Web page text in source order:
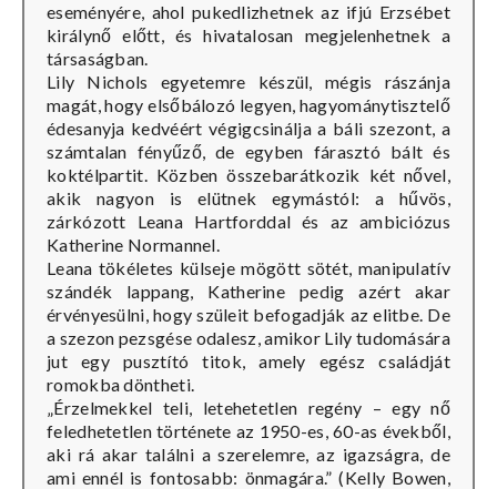
eseményére, ahol pukedlizhetnek az ifjú Erzsébet
királynő előtt, és hivatalosan megjelenhetnek a
társaságban.
Lily Nichols egyetemre készül, mégis rászánja
magát, hogy elsőbálozó legyen, hagyománytisztelő
édesanyja kedvéért végigcsinálja a báli szezont, a
számtalan fényűző, de egyben fárasztó bált és
koktélpartit. Közben összebarátkozik két nővel,
akik nagyon is elütnek egymástól: a hűvös,
zárkózott Leana Hartforddal és az ambiciózus
Katherine Normannel.
Leana tökéletes külseje mögött sötét, manipulatív
szándék lappang, Katherine pedig azért akar
érvényesülni, hogy szüleit befogadják az elitbe. De
a szezon pezsgése odalesz, amikor Lily tudomására
jut egy pusztító titok, amely egész családját
romokba döntheti.
„Érzelmekkel teli, letehetetlen regény – egy nő
feledhetetlen története az 1950-es, 60-as évekből,
aki rá akar találni a szerelemre, az igazságra, de
ami ennél is fontosabb: önmagára.” (Kelly Bowen,